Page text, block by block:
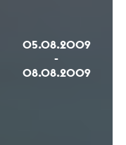
05.08.2009
-
08.08.2009